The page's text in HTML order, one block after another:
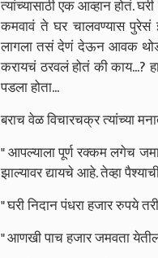
त्यांच्यासाठी एक आव्हान होतं.
कमवावं ते घर चालवण्यास पुरेसं
लागला तसं देणं देऊन आवक थोडी
करायचं ठरवलं होतं की काय...?
पडला होता...
बराच वेळ विचारचक्र त्यांच्या
" आपल्याला पूर्ण रक्कम लगेच
झाल्यावर द्यायचे आहे. तेव्हा
" घरी निदान पंधरा हजार रुपये
" आणखी पाच हजार जमवता